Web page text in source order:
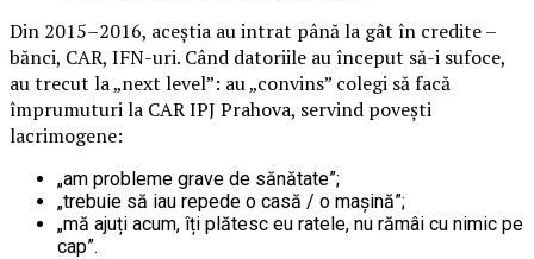
Din 2015–2016, aceștia au intrat până la gât în credite –
bănci, CAR, IFN-uri. Când datoriile au început să-i sufoce,
au trecut la „next level”: au „convins” colegi să facă
împrumuturi la CAR IPJ Prahova, servind povești
lacrimogene:
„am probleme grave de sănătate”;
„trebuie să iau repede o casă / o mașină”;
„mă ajuți acum, îți plătesc eu ratele, nu rămâi cu nimic pe
cap”.